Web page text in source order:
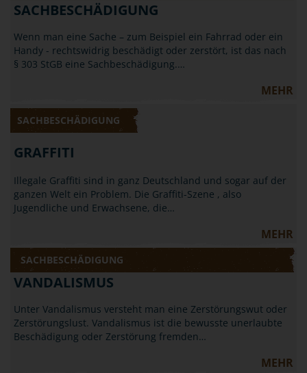
SACHBESCHÄDIGUNG
Wenn man eine Sache – zum Beispiel ein Fahrrad oder ein
Handy - rechtswidrig beschädigt oder zerstört, ist das nach
§ 303 StGB eine Sachbeschädigung.…
MEHR
SACHBESCHÄDIGUNG
GRAFFITI
Illegale Graffiti sind in ganz Deutschland und sogar auf der
ganzen Welt ein Problem. Die Graffiti-Szene , also
Jugendliche und Erwachsene, die…
MEHR
SACHBESCHÄDIGUNG
VANDALISMUS
Unter Vandalismus versteht man eine Zerstörungswut oder
Zerstörungslust. Vandalismus ist die bewusste unerlaubte
Beschädigung oder Zerstörung fremden…
MEHR